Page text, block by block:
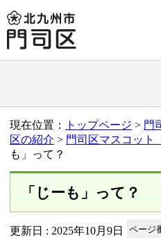
現在位置： トップページ > 門
区の紹介 > 門司区マスコット
も」って？
「じーも」って？
更新日 : 2025年10月9日 ページ